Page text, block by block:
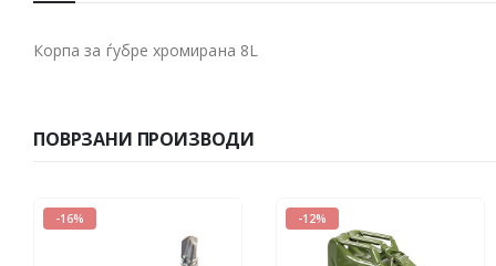
Корпа за ѓубре хромирана 8L
ПОВРЗАНИ ПРОИЗВОДИ
-16% -12%